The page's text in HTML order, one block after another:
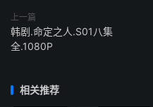
上一篇
韩剧.命定之人.S01八集
全.1080P
相关推荐